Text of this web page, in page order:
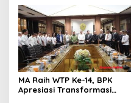
MA Raih WTP Ke-14, BPK
Apresiasi Transformasi